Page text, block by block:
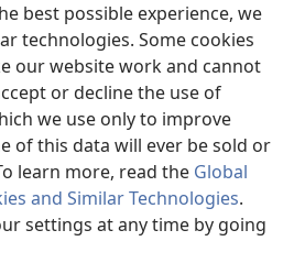
best possible experience, we
technologies. Some cookies
our website work and cannot
or decline the use of
we use only to improve
of this data will ever be sold or
learn more, read the Global
and Similar Technologies.
settings at any time by going
Bible and Tract Society of Pennsylvania.